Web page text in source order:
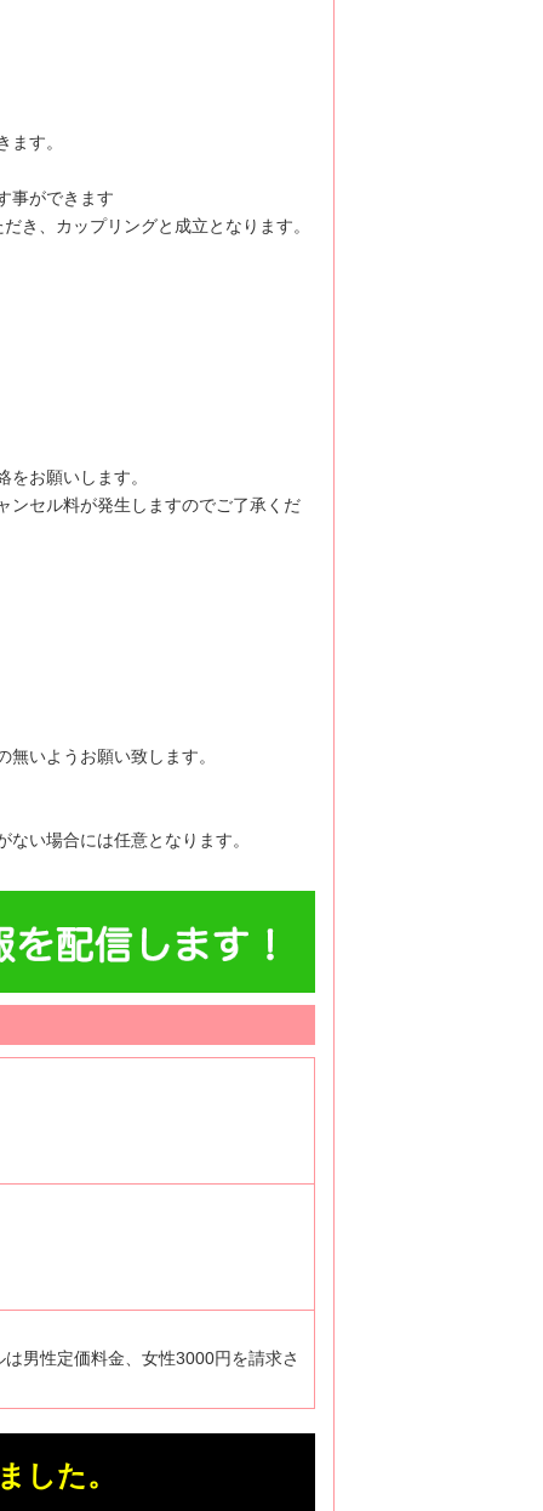
す。
事ができます
き、カップリングと成立となります。
お願いします。
ンセル料が発生しますのでご了承くだ
いようお願い致します。
い場合には任意となります。
男性定価料金、女性3000円を請求さ
した。